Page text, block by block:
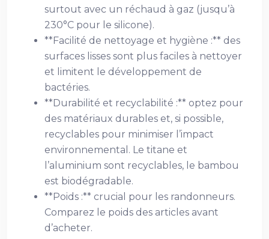
surtout avec un réchaud à gaz (jusqu’à
230°C pour le silicone).
**Facilité de nettoyage et hygiène :** des
surfaces lisses sont plus faciles à nettoyer
et limitent le développement de
bactéries.
**Durabilité et recyclabilité :** optez pour
des matériaux durables et, si possible,
recyclables pour minimiser l’impact
environnemental. Le titane et
l’aluminium sont recyclables, le bambou
est biodégradable.
**Poids :** crucial pour les randonneurs.
Comparez le poids des articles avant
d’acheter.